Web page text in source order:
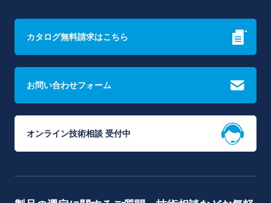
カタログ無料請求はこちら
お問い合わせフォーム
オンライン技術相談 受付中